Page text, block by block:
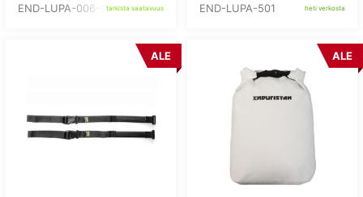
END-LUPA-006-L tarkista saatavuus END-LUPA-501 heti verkosta
ALE ALE